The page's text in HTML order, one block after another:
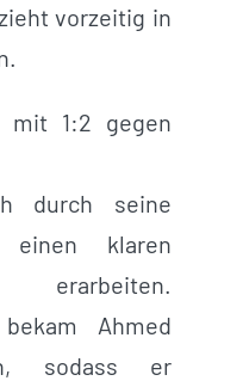
vorzeitig in
mit 1:2 gegen
durch seine
einen klaren
erarbeiten.
Ahmed
sodass er